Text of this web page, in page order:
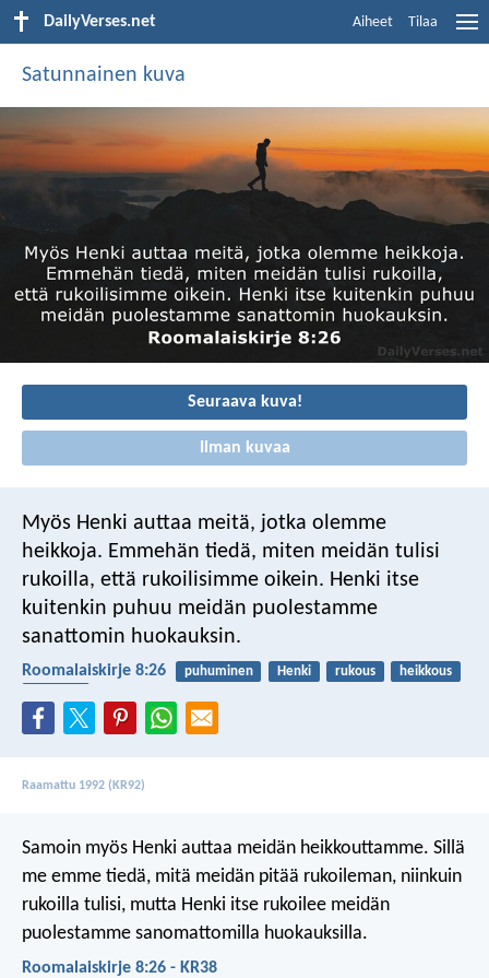
DailyVerses.net Aiheet Tilaa
Satunnainen kuva
Seuraava kuva!
Ilman kuvaa
Myös Henki auttaa meitä, jotka olemme
heikkoja. Emmehän tiedä, miten meidän tulisi
rukoilla, että rukoilisimme oikein. Henki itse
kuitenkin puhuu meidän puolestamme
sanattomin huokauksin.
Roomalaiskirje 8:26 puhuminen Henki rukous
heikkous
Raamattu 1992 (KR92)
Samoin myös Henki auttaa meidän heikkouttamme. Sillä
me emme tiedä, mitä meidän pitää rukoileman, niinkuin
rukoilla tulisi, mutta Henki itse rukoilee meidän
puolestamme sanomattomilla huokauksilla.
Roomalaiskirje 8:26 - KR38